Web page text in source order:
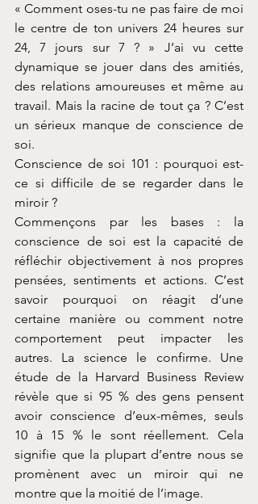
« Comment oses-tu ne pas faire de moi
le centre de ton univers 24 heures sur
24, 7 jours sur 7 ? » J’ai vu cette
dynamique se jouer dans des amitiés,
des relations amoureuses et même au
travail. Mais la racine de tout ça ? C’est
un sérieux manque de conscience de
soi.
Conscience de soi 101 : pourquoi est-
ce si difficile de se regarder dans le
miroir ?
Commençons par les bases : la
conscience de soi est la capacité de
réfléchir objectivement à nos propres
pensées, sentiments et actions. C’est
savoir pourquoi on réagit d’une
certaine manière ou comment notre
comportement peut impacter les
autres. La science le confirme. Une
étude de la Harvard Business Review
révèle que si 95 % des gens pensent
avoir conscience d’eux-mêmes, seuls
10 à 15 % le sont réellement. Cela
signifie que la plupart d’entre nous se
promènent avec un miroir qui ne
montre que la moitié de l’image.